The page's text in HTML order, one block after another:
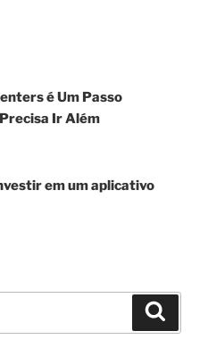
é Um Passo
Ir Além
em um aplicativo